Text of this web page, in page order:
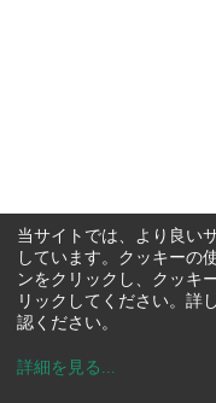
当サイトでは、より良い
しています。クッキーの
ンをクリックし、クッキ
リックしてください。詳
認ください。
詳細を見る ...